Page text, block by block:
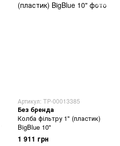
Артикул: ТР-00013385
Без бренда
Колба фільтру 1" (пластик)
BigBlue 10"
1 911 грн